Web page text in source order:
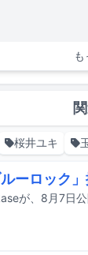
も
桜井ユキ
ーロック
が、8月7日